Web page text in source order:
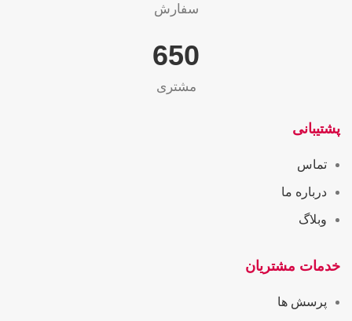
سفارش
655
مشتری
پشتیبانی
تماس
درباره ما
وبلاگ
خدمات مشتریان
پرسش ها